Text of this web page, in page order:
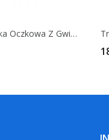
Końcówka Oczkowa Z Gwintem